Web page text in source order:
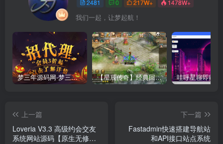
2481 0 217W+ 1478W+
我们一起，让梦起航！
梦三年源码网-梦三年ym会员代理详情 【星辰传奇】经典回合制手游+安卓端+GM工具+详细搭建教程
上一篇
Loveria V3.3 高级约会交友
系统网站源码【原生无修
下一篇
Fastadmin快速搭建导航站
和API接口站点系统